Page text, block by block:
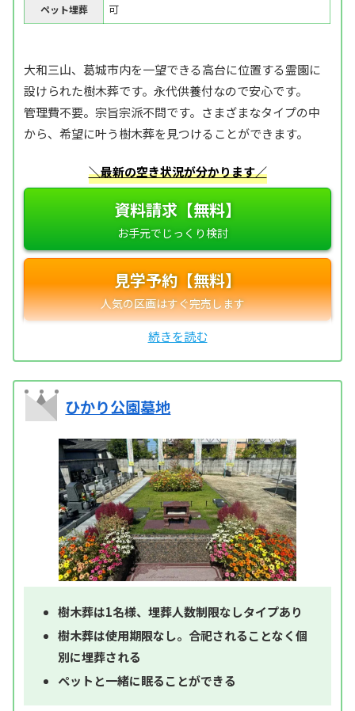
ペット埋葬 可
大和三山、葛城市内を一望できる高台に位置する霊園に
設けられた樹木葬です。永代供養付なので安心です。
管理費不要。宗旨宗派不問です。さまざまなタイプの中
から、希望に叶う樹木葬を見つけることができます。
＼最新の空き状況が分かります／
資料請求【無料】
見学予約【無料】
ひかり公園墓地
樹木葬は1名様、埋葬人数制限なしタイプあり
樹木葬は使用期限なし。合祀されることなく個
別に埋葬される
ペットと一緒に眠ることができる